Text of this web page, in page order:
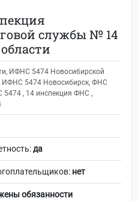
службы № 14
ИФНС 5474 Новосибирской
ИФНС 5474 Новосибирск, ФНС
, 14 инспекция ФНС ,
да
нет
обязанности